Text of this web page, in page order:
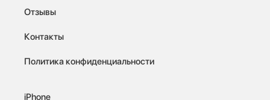
Отзывы
Контакты
Политика конфиденциальности
iPhone